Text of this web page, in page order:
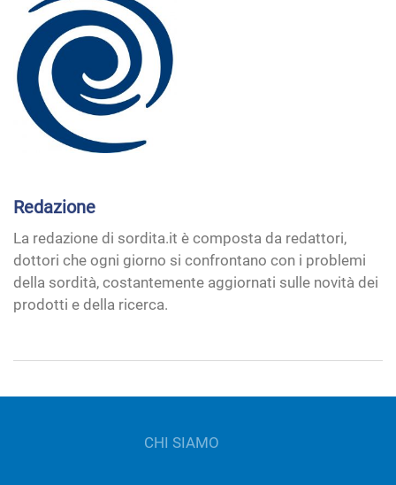
Redazione
La redazione di sordita.it è composta da redattori,
dottori che ogni giorno si confrontano con i problemi
della sordità, costantemente aggiornati sulle novità dei
prodotti e della ricerca.
CHI SIAMO